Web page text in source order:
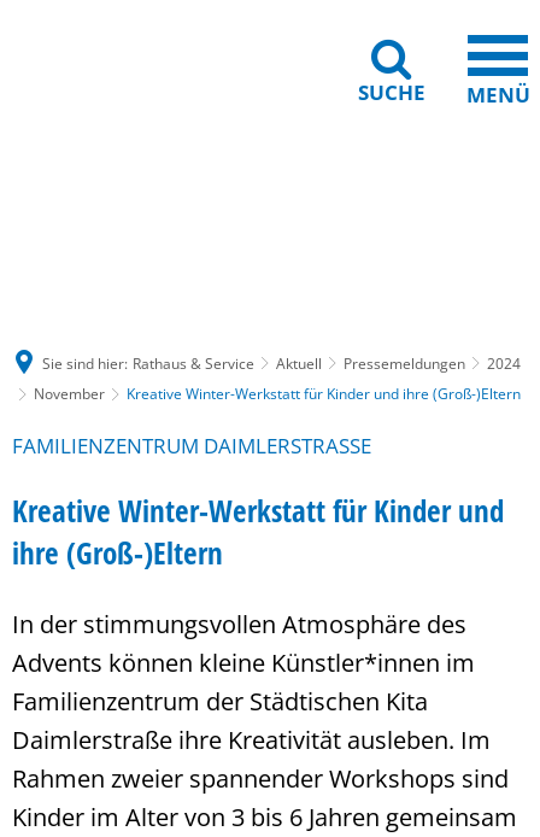
SUCHE MENÜ
Sie sind hier: Rathaus & Service Aktuell Pressemeldungen
2024
November
Kreative Winter-Werkstatt für Kinder und ihre (Groß-)Eltern
FAMILIENZENTRUM DAIMLERSTRASSE
Kreative Winter-Werkstatt für Kinder und
ihre (Groß-)Eltern
In der stimmungsvollen Atmosphäre des
Advents können kleine Künstler*innen im
Familienzentrum der Städtischen Kita
Daimlerstraße ihre Kreativität ausleben. Im
Rahmen zweier spannender Workshops sind
Kinder im Alter von 3 bis 6 Jahren gemeinsam